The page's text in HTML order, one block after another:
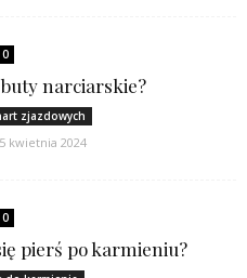
0
narciarskie?
zjazdowych
5 kwietnia 2024
0
pierś po karmieniu?